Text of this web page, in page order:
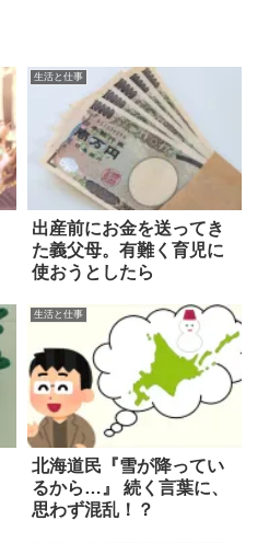
生活と仕事
出産前にお金を送ってき
た義父母。有難く育児に
使おうとしたら
生活と仕事
北海道民『雪が降ってい
るから…』 続く言葉に、
思わず混乱！？